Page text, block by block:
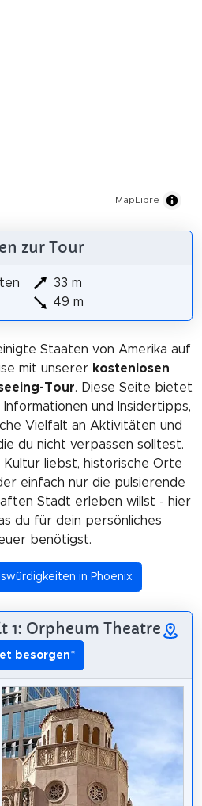
MapLibre
zur Tour
33 m
49 m
Staaten von Amerika auf
mit unserer kostenlosen
Tour. Diese Seite bietet
und Insidertipps,
Vielfalt an Aktivitäten und
du nicht verpassen solltest.
Kultur liebst, historische Orte
einfach nur die pulsierende
Stadt erleben willst - hier
du für dein persönliches
benötigst.
in Phoenix
1: Orpheum Theatre
besorgen*